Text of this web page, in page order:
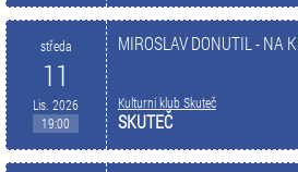
středa
11
Lis. 2026
19:00
MIROSLAV DONUTIL - NA
Kulturní klub Skuteč
SKUTEČ